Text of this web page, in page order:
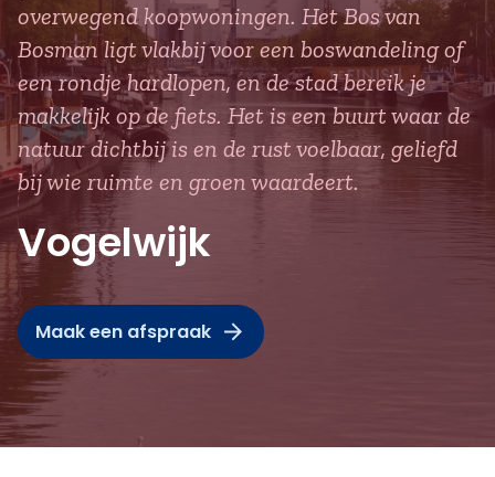
overwegend koopwoningen. Het Bos van
Bosman ligt vlakbij voor een boswandeling of
een rondje hardlopen, en de stad bereik je
makkelijk op de fiets. Het is een buurt waar de
natuur dichtbij is en de rust voelbaar, geliefd
bij wie ruimte en groen waardeert.
Vogelwijk
Maak een afspraak